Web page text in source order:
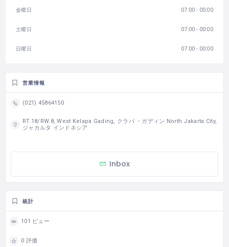
金曜日 07:00 - 00:00
土曜日 07:00 - 00:00
日曜日 07:00 - 00:00
営業情報
(021) 45864150
RT.18/RW.8, West Kelapa Gading, クラパ ・ガディン North Jakarta City,
ジャカルタ インドネシア
Inbox
統計
101 ビュー
0 評価